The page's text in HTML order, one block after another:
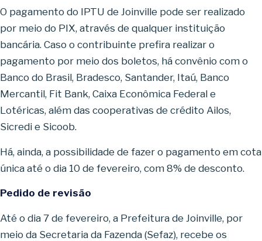
O pagamento do IPTU de Joinville pode ser realizado
por meio do PIX, através de qualquer instituição
bancária. Caso o contribuinte prefira realizar o
pagamento por meio dos boletos, há convênio com o
Banco do Brasil, Bradesco, Santander, Itaú, Banco
Mercantil, Fit Bank, Caixa Econômica Federal e
Lotéricas, além das cooperativas de crédito Ailos,
Sicredi e Sicoob.
Há, ainda, a possibilidade de fazer o pagamento em cota
única até o dia 10 de fevereiro, com 8% de desconto.
Pedido de revisão
Até o dia 7 de fevereiro, a Prefeitura de Joinville, por
meio da Secretaria da Fazenda (Sefaz), recebe os